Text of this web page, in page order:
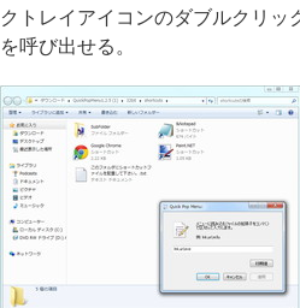
クトレイアイコンのダブルクリッ
を呼び出せる。